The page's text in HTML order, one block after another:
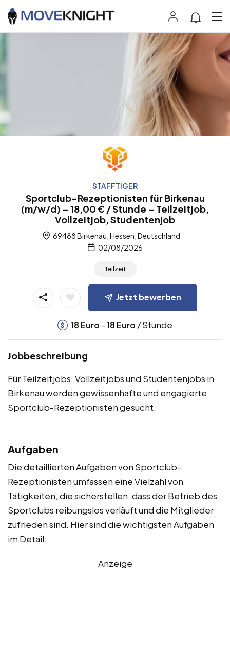
STAFFTIGER
Sportclub-Rezeptionisten für Birkenau
(m/w/d) – 18,00 € / Stunde – Teilzeitjob,
Vollzeitjob, Studentenjob
69488 Birkenau, Hessen, Deutschland
02/08/2026
Teilzeit
Jetzt bewerben
18 Euro -18 Euro / Stunde
Jobbeschreibung
Für Teilzeitjobs, Vollzeitjobs und Studentenjobs in
Birkenau werden gewissenhafte und engagierte
Sportclub-Rezeptionisten gesucht.
Aufgaben
Die detaillierten Aufgaben von Sportclub-
Rezeptionisten umfassen eine Vielzahl von
Tätigkeiten, die sicherstellen, dass der Betrieb des
Sportclubs reibungslos verläuft und die Mitglieder
zufrieden sind. Hier sind die wichtigsten Aufgaben
im Detail:
Anzeige